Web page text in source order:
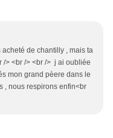
de chantilly , mais ta
/> <br /> <br /> j ai oubliée
mon grand pèere dans le
, nous respirons enfin<br